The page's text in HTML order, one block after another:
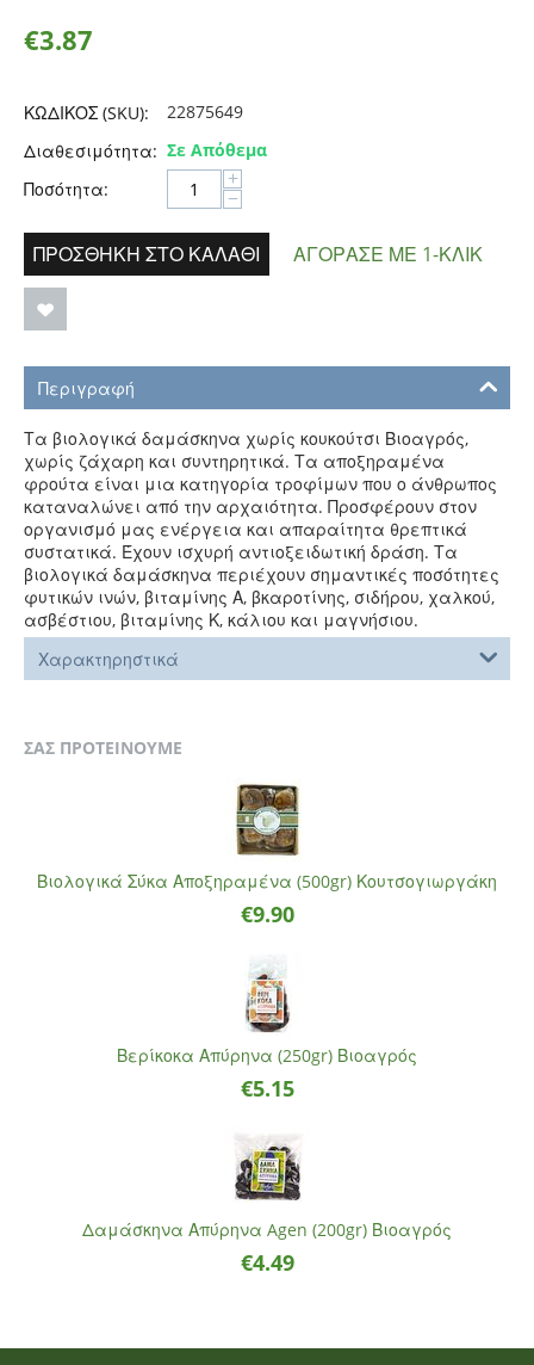
€3.87
ΚΩΔΙΚΟΣ (SKU):
22875649
Διαθεσιμότητα: Σε Απόθεμα
Ποσότητα:
+
−
ΠΡΟΣΘΉΚΗ ΣΤΟ ΚΑΛΆΘΙ ΑΓΌΡΑΣΕ ΜΕ 1-ΚΛΙΚ
Περιγραφή
Τα βιολογικά δαμάσκηνα χωρίς κουκούτσι Βιοαγρός,
χωρίς ζάχαρη και συντηρητικά. Τα αποξηραμένα
φρούτα είναι μια κατηγορία τροφίμων που ο άνθρωπος
καταναλώνει από την αρχαιότητα. Προσφέρουν στον
οργανισμό μας ενέργεια και απαραίτητα θρεπτικά
συστατικά. Έχουν ισχυρή αντιοξειδωτική δράση. Τα
βιολογικά δαμάσκηνα περιέχουν σημαντικές ποσότητες
φυτικών ινών, βιταμίνης Α, βκαροτίνης, σιδήρου, χαλκού,
ασβέστιου, βιταμίνης Κ, κάλιου και μαγνήσιου.
Χαρακτηρηστικά
ΣΑΣ ΠΡΟΤΕΙΝΟΥΜΕ
Βιολογικά Σύκα Αποξηραμένα (500gr) Κουτσογιωργάκη
€9.90
Βερίκοκα Απύρηνα (250gr) Βιοαγρός
€5.15
Δαμάσκηνα Απύρηνα Agen (200gr) Βιοαγρός
€4.49